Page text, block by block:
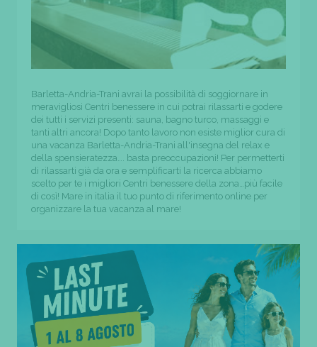
Barletta-Andria-Trani avrai la possibilità di soggiornare in
meravigliosi Centri benessere in cui potrai rilassarti e godere
dei tutti i servizi presenti: sauna, bagno turco, massaggi e
tanti altri ancora! Dopo tanto lavoro non esiste miglior cura di
una vacanza Barletta-Andria-Trani all'insegna del relax e
della spensieratezza…. basta preoccupazioni! Per permetterti
di rilassarti già da ora e semplificarti la ricerca abbiamo
scelto per te i migliori Centri benessere della zona…più facile
di così! Mare in italia il tuo punto di riferimento online per
organizzare la tua vacanza al mare!